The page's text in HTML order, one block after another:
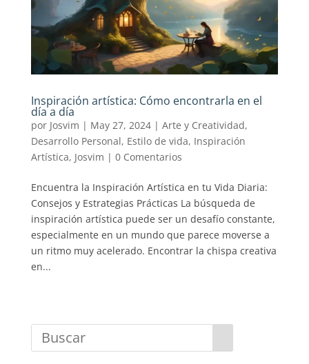
Inspiración artística: Cómo encontrarla en el
día a día
por Josvim | May 27, 2024| Arte y Creatividad,
Desarrollo Personal, Estilo de vida, Inspiración
Artística, Josvim | 0 Comentarios
Encuentra la Inspiración Artística en tu Vida Diaria:
Consejos y Estrategias Prácticas La búsqueda de
inspiración artística puede ser un desafío constante,
especialmente en un mundo que parece moverse a
un ritmo muy acelerado. Encontrar la chispa creativa
en...